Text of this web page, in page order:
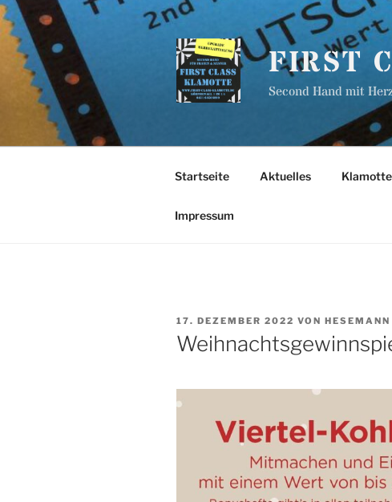
Zum
Inhalt
springen
FIRST
Second Hand mit
Startseite Aktuelles
Impressum
VERÖFFENTLICHT
AM
17. DEZEMBER 2022 VON HESEMANN